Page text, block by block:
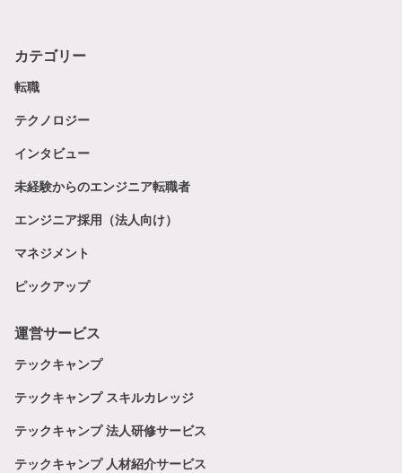
カテゴリー
転職
テクノロジー
インタビュー
未経験からのエンジニア転職者
エンジニア採用（法人向け）
マネジメント
ピックアップ
運営サービス
テックキャンプ
テックキャンプ スキルカレッジ
テックキャンプ 法人研修サービス
テックキャンプ 人材紹介サービス